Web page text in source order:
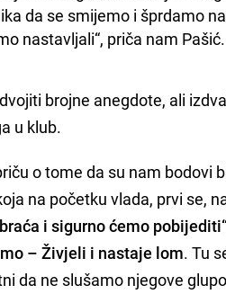
da se smijemo i šprdamo
nastavljali“, priča nam Pašić.
brojne anegdote, ali
u klub.
o tome da su nam
na početku vlada, prvi se,
i sigurno ćemo
– Živjeli i nastaje lom. Tu
da ne slušamo njegove